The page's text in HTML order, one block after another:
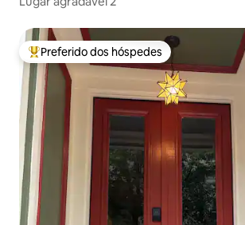
Entre os melhores preferidos dos hóspedes
Preferido dos hóspedes